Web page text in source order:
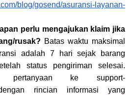
blog/gosend/asuransi-layanan-
perlu mengajukan klaim jika
rusak? Batas waktu maksimal
adalah 7 hari sejak barang
status pengiriman selesai.
pertanyaan ke support-
rincian informasi yang